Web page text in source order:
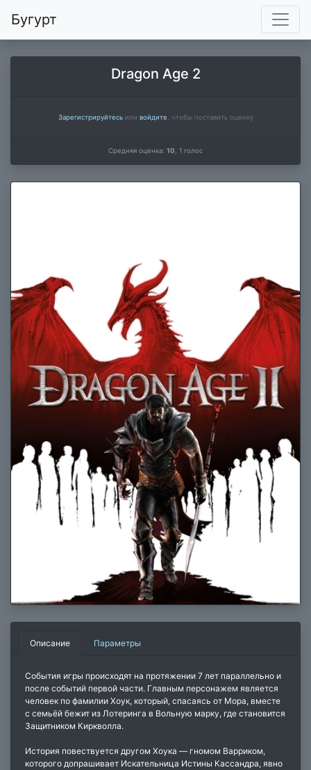
Бугурт
Dragon Age 2
Зарегистрируйтесьили войдите , чтобы поставить оценку
Средняя оценка: 10 1 голос
Описание Параметры
События игры происходят на протяжении 7 лет параллельно и
после событий первой части. Главным персонажем является
человек по фамилии Хоук, который, спасаясь от Мора, вместе
с семьёй бежит из Лотеринга в Вольную марку, где становится
Защитником Киркволла.
История повествуется другом Хоука — гномом Варриком,
которого допрашивает Искательница Истины Кассандра, явно